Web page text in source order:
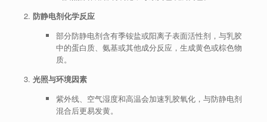
防静电剂化学反应
部分防静电剂含有季铵盐或阳离子表面活性剂，与乳胶
中的蛋白质、氨基或其他成分反应，生成黄色或棕色物
质。
光照与环境因素
紫外线、空气湿度和高温会加速乳胶氧化，与防静电剂
混合后更易发黄。